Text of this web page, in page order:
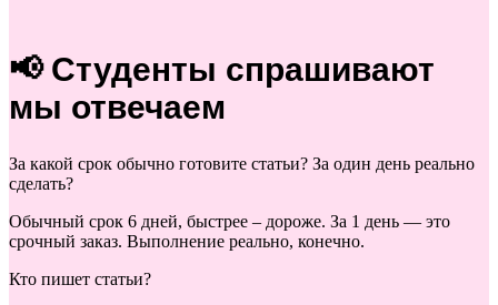
📢 Студенты спрашивают
мы отвечаем
За какой срок обычно готовите статьи? За один день реально
сделать?
Обычный срок 6 дней, быстрее – дороже. За 1 день — это
срочный заказ. Выполнение реально, конечно.
Кто пишет статьи?